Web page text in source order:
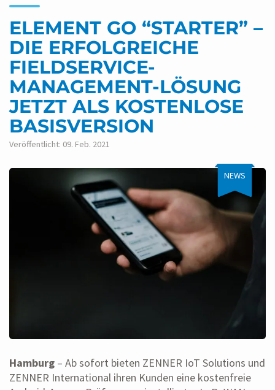
ELEMENT GO “STARTER” –
DIE ERFOLGREICHE
FIELDSERVICE-
MANAGEMENT-LÖSUNG
JETZT ALS KOSTENLOSE
BASISVERSION
Veröffentlicht: 09. Feb. 2021
NEWS
Hamburg – Ab sofort bieten ZENNER IoT Solutions und
ZENNER International ihren Kunden eine kostenfreie